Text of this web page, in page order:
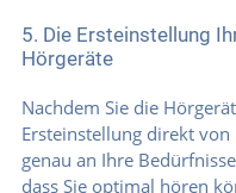
5. Die Ersteinstellung
Hörgeräte
Nachdem Sie die
Ersteinstellung direkt
genau an Ihre
dass Sie optimal hören